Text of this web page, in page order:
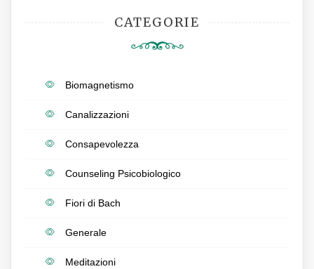
CATEGORIE
Biomagnetismo
Canalizzazioni
Consapevolezza
Counseling Psicobiologico
Fiori di Bach
Generale
Meditazioni